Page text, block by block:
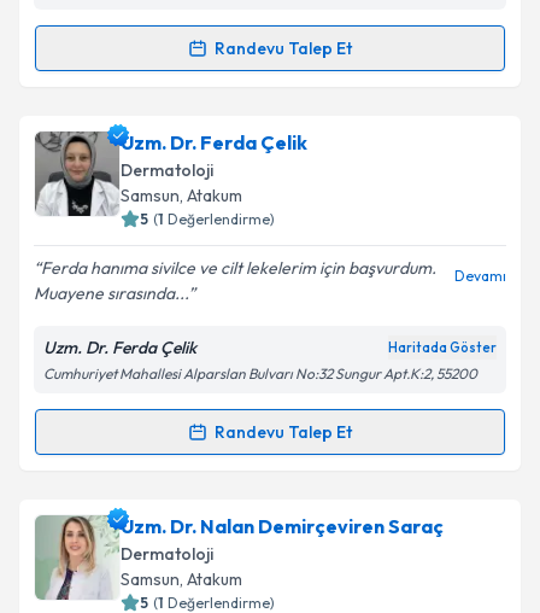
kapsamda işlenmesini kabul ediyorum.
Randevu Talep Et
Randevu Takvimi Talebi
Uzm. Dr. Murat Fatih Sökmen
talebi oluşturun. Size bu uzmandan randevu almanız
için bir takvim hazırlandığında e-posta ile
bilgilendireceğiz.
E-posta Adresiniz
Kişisel verilerimin işlenmesine ilişkinAydınlatma
Metni'ni okudum ve kişisel verilerimin belirtilen
kapsamda işlenmesini kabul ediyorum.
Uzm. Dr. Ferda Çelik
Dermatoloji
Samsun, Atakum
5 (1 Değerlendirme)
Ferda hanıma sivilce ve cilt lekelerim için başvurdum.
Muayene sırasında...
Devamı
Uzm. Dr. Ferda Çelik Haritada Göster
Cumhuriyet Mahallesi Alparslan Bulvarı No:32 Sungur Apt.K:2, 55200
Randevu Talep Et
Randevu Takvimi Talebi
Uzm. Dr. Ferda Çelik için randevu takvimi talebi
oluşturun. Size bu uzmandan randevu almanız için bir
takvim hazırlandığında e-posta ile bilgilendireceğiz.
Uzm. Dr. Nalan Demirçeviren Saraç
Dermatoloji
Samsun, Atakum
5 (1 Değerlendirme)